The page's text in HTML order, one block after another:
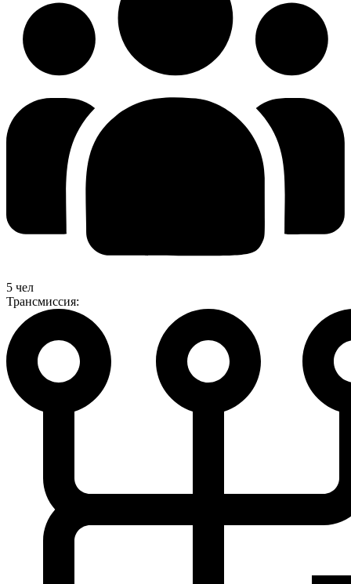
5 чел
Трансмиссия: